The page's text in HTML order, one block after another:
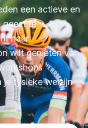
een actieve en
geest te
naar
wilt genieten van
je fysieke welzijn